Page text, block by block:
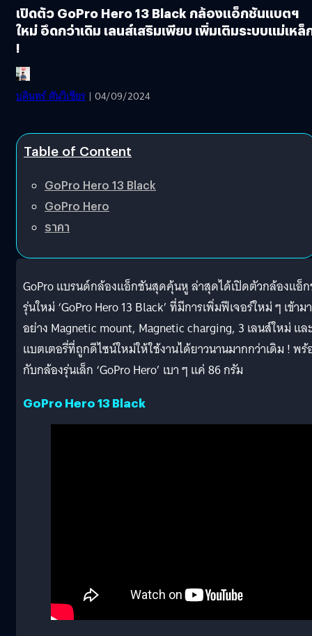
เปิดตัว GoPro Hero 13 Black กล้องแอ็กชันแบตฯ
ใหม่ อึดกว่าเดิม เลนส์เสริมเพียบ เพิ่มเติมระบบแม่เหล็
!
บดินทร์ ตันวิเชียร | 04/09/2024
Table of Content
GoPro Hero 13 Black
GoPro Hero
ราคา
GoPro แบรนด์กล้องแอ็กชันสุดคุ้นหู ล่าสุดได้เปิดตัวกล้องแอ็
รุ่นใหม่ ‘GoPro Hero 13 Black’ ที่มีการเพิ่มฟีเจอร์ใหม่ ๆ เข้ามา
อย่าง Magnetic mount, Magnetic charging, 3 เลนส์ใหม่ แล
แบตเตอรี่ที่ถูกดีไซน์ใหม่ให้ใช้งานได้ยาวนานมากกว่าเดิม ! พร้
กับกล้องรุ่นเล็ก ‘GoPro Hero’ เบา ๆ แค่ 86 กรัม
GoPro Hero 13 Black